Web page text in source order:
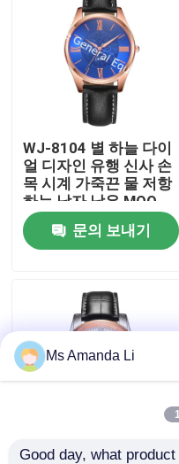
우리에 대하여
공장 여행
품질 관리
연락주세요
경우
IVC 보충교재
WJ-8104 별 하늘 다이
얼 디자인 유행 신사 손
목 시계 가죽끈 물 저항
하는 남자 낮은 MOQ
OEM 시계
문의 보내기
WJ-8106 간단한 가죽
Ms Amanda Li
Good day, what